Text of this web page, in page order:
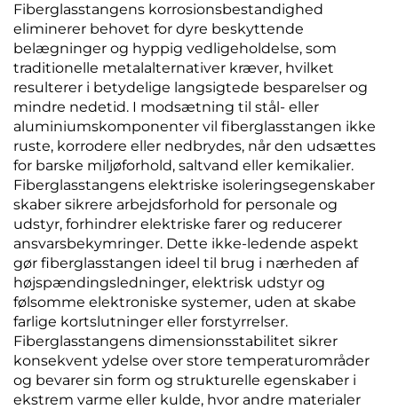
Fiberglasstangens korrosionsbestandighed
eliminerer behovet for dyre beskyttende
belægninger og hyppig vedligeholdelse, som
traditionelle metalalternativer kræver, hvilket
resulterer i betydelige langsigtede besparelser og
mindre nedetid. I modsætning til stål- eller
aluminiumskomponenter vil fiberglasstangen ikke
ruste, korrodere eller nedbrydes, når den udsættes
for barske miljøforhold, saltvand eller kemikalier.
Fiberglasstangens elektriske isoleringsegenskaber
skaber sikrere arbejdsforhold for personale og
udstyr, forhindrer elektriske farer og reducerer
ansvarsbekymringer. Dette ikke-ledende aspekt
gør fiberglasstangen ideel til brug i nærheden af
højspændingsledninger, elektrisk udstyr og
følsomme elektroniske systemer, uden at skabe
farlige kortslutninger eller forstyrrelser.
Fiberglasstangens dimensionsstabilitet sikrer
konsekvent ydelse over store temperaturområder
og bevarer sin form og strukturelle egenskaber i
ekstrem varme eller kulde, hvor andre materialer